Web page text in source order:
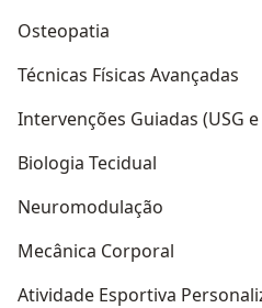
Osteopatia
Técnicas Físicas Avançadas
Intervenções Guiadas (USG
Biologia Tecidual
Neuromodulação
Mecânica Corporal
Atividade Esportiva